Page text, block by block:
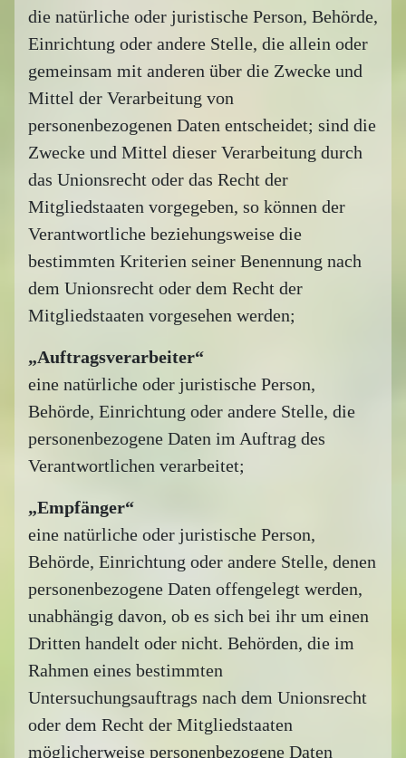
die natürliche oder juristische Person, Behörde,
Einrichtung oder andere Stelle, die allein oder
gemeinsam mit anderen über die Zwecke und
Mittel der Verarbeitung von
personenbezogenen Daten entscheidet; sind die
Zwecke und Mittel dieser Verarbeitung durch
das Unionsrecht oder das Recht der
Mitgliedstaaten vorgegeben, so können der
Verantwortliche beziehungsweise die
bestimmten Kriterien seiner Benennung nach
dem Unionsrecht oder dem Recht der
Mitgliedstaaten vorgesehen werden;
„Auftragsverarbeiter“
eine natürliche oder juristische Person,
Behörde, Einrichtung oder andere Stelle, die
personenbezogene Daten im Auftrag des
Verantwortlichen verarbeitet;
„Empfänger“
eine natürliche oder juristische Person,
Behörde, Einrichtung oder andere Stelle, denen
personenbezogene Daten offengelegt werden,
unabhängig davon, ob es sich bei ihr um einen
Dritten handelt oder nicht. Behörden, die im
Rahmen eines bestimmten
Untersuchungsauftrags nach dem Unionsrecht
oder dem Recht der Mitgliedstaaten
möglicherweise personenbezogene Daten